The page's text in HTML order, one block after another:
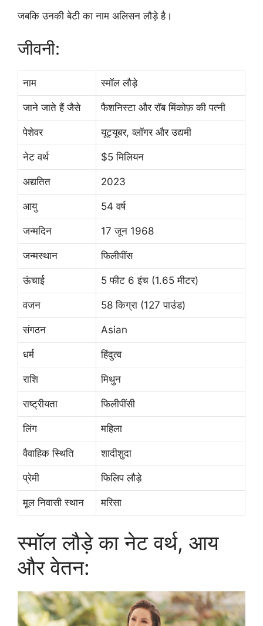
जबकि उनकी बेटी का नाम अलिसन लौड़े है।
जीवनी:
नाम स्मॉल लौड़े
जाने जाते हैं जैसे फैशनिस्टा और रॉब मिंकोफ़ की पत्नी
पेशेवर यूट्यूबर, व्लॉगर और उद्यमी
नेट वर्थ $5 मिलियन
अद्यतित 2023
आयु 54 वर्ष
जन्मदिन 17 जून 1968
जन्मस्थान फिलीपींस
ऊंचाई 5 फीट 6 इंच (1.65 मीटर)
वजन 58 किग्रा (127 पाउंड)
संगठन Asian
धर्म हिंदुत्व
राशि मिथुन
राष्ट्रीयता फिलीपींसी
लिंग महिला
वैवाहिक स्थिति शादीशुदा
प्रेमी फिलिप लौड़े
मूल निवासी स्थान मरिसा
स्मॉल लौड़े का नेट वर्थ, आय
और वेतन: